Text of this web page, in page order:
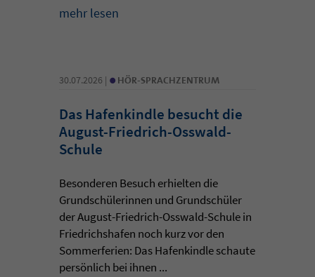
mehr lesen
30.07.2026 | • HÖR-SPRACHZENTRUM
Das Hafenkindle besucht die
August-Friedrich-Osswald-
Schule
Besonderen Besuch erhielten die
Grundschülerinnen und Grundschüler
der August-Friedrich-Osswald-Schule in
Friedrichshafen noch kurz vor den
Sommerferien: Das Hafenkindle schaute
persönlich bei ihnen ...